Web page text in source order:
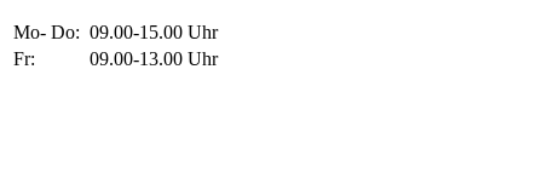
Mo- Do: 09.00-15.00 Uhr
Fr:
09.00-13.00 Uhr